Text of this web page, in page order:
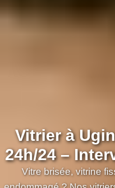
Vitrier à
24h/24 –
Vitre brisée, vitrine